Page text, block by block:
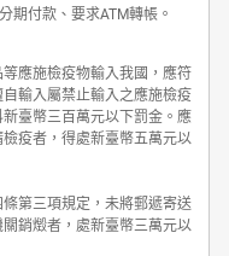
期付款、要求ATM轉帳。
應施檢疫物輸入我國，應符
輸入屬禁止輸入之應施檢疫
臺幣三百萬元以下罰金。應
疫者，得處新臺幣五萬元以
第三項規定，未將郵遞寄送
銷燬者，處新臺幣三萬元以